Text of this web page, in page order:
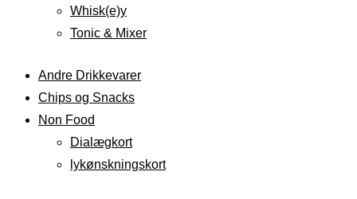
Whisk(e)y
Tonic & Mixer
Andre Drikkevarer
Chips og Snacks
Non Food
Dialægkort
lykønskningskort